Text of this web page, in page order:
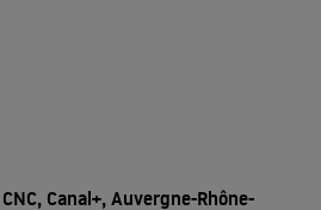
Canal+, Auvergne-Rhône-